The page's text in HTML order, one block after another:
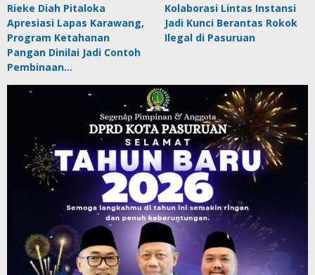
Rieke Diah Pitaloka
Apresiasi Lapas Karawang,
Program Ketahanan
Pangan Dinilai Jadi Contoh
Pembinaan…
Kolaborasi Lintas Instansi
Jadi Kunci Berantas Rokok
Ilegal di Pasuruan